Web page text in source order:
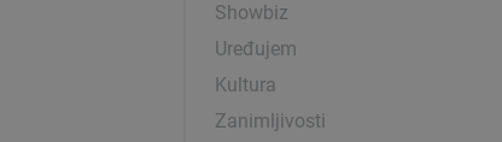
Showbiz
Uređujem
Kultura
Zanimljivosti